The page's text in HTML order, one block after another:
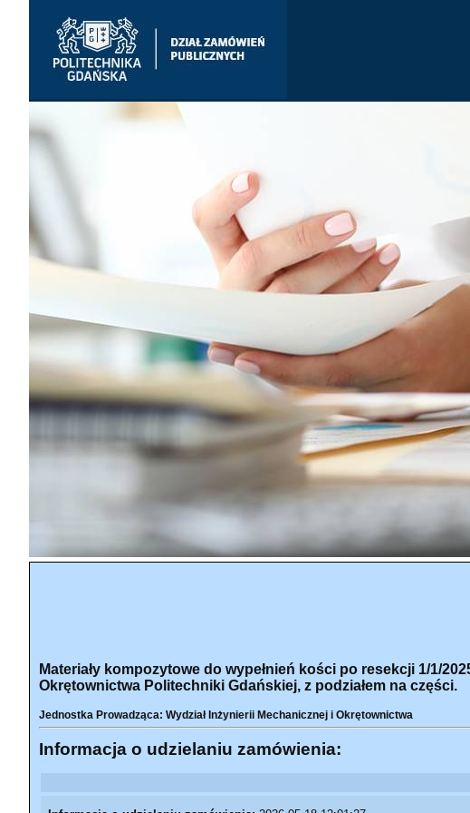
Materiały kompozytowe do wypełnień kości po resekcji 1/1/
Okrętownictwa Politechniki Gdańskiej, z podziałem na części.
Jednostka Prowadząca: Wydział Inżynierii Mechanicznej i Okrętownictwa
Informacja o udzielaniu zamówienia: